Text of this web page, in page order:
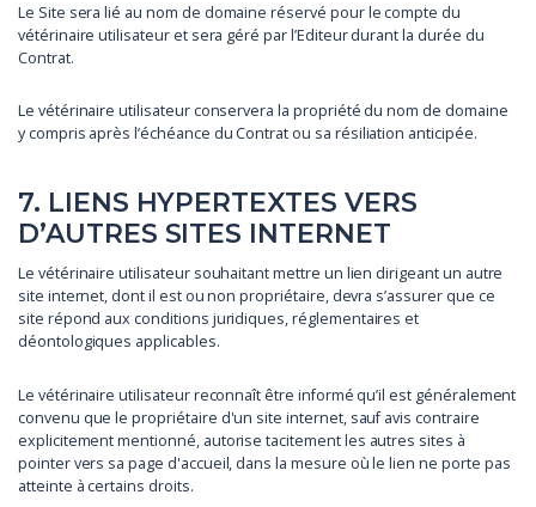
Le Site sera lié au nom de domaine réservé pour le compte du
vétérinaire utilisateur et sera géré par l’Editeur durant la durée du
Contrat.
Le vétérinaire utilisateur conservera la propriété du nom de domaine
y compris après l’échéance du Contrat ou sa résiliation anticipée.
7. LIENS HYPERTEXTES VERS
D’AUTRES SITES INTERNET
Le vétérinaire utilisateur souhaitant mettre un lien dirigeant un autre
site internet, dont il est ou non propriétaire, devra s’assurer que ce
site répond aux conditions juridiques, réglementaires et
déontologiques applicables.
Le vétérinaire utilisateur reconnaît être informé qu’il est généralement
convenu que le propriétaire d'un site internet, sauf avis contraire
explicitement mentionné, autorise tacitement les autres sites à
pointer vers sa page d'accueil, dans la mesure où le lien ne porte pas
atteinte à certains droits.